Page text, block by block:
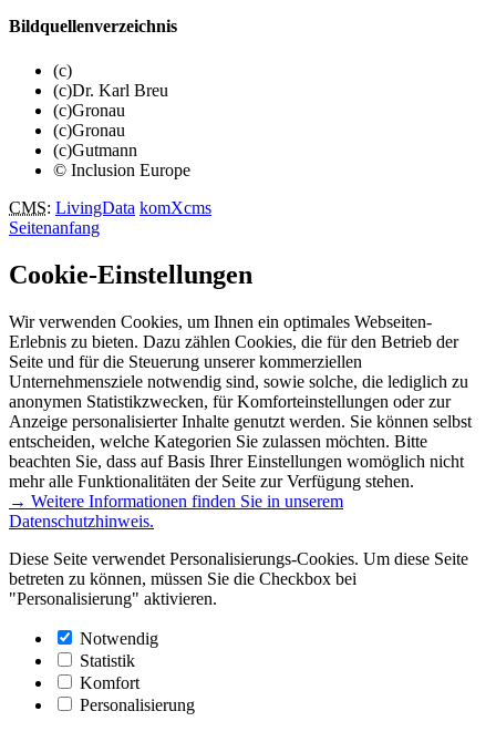
Bildquellenverzeichnis
(c)
(c)Dr. Karl Breu
(c)Gronau
(c)Gronau
(c)Gutmann
© Inclusion Europe
CMS: LivingData komXcms
Seitenanfang
Cookie-Einstellungen
Wir verwenden Cookies, um Ihnen ein optimales Webseiten-
Erlebnis zu bieten. Dazu zählen Cookies, die für den Betrieb der
Seite und für die Steuerung unserer kommerziellen
Unternehmensziele notwendig sind, sowie solche, die lediglich zu
anonymen Statistikzwecken, für Komforteinstellungen oder zur
Anzeige personalisierter Inhalte genutzt werden. Sie können selbst
entscheiden, welche Kategorien Sie zulassen möchten. Bitte
beachten Sie, dass auf Basis Ihrer Einstellungen womöglich nicht
mehr alle Funktionalitäten der Seite zur Verfügung stehen.
→ Weitere Informationen finden Sie in unserem
Datenschutzhinweis.
Diese Seite verwendet Personalisierungs-Cookies. Um diese Seite
betreten zu können, müssen Sie die Checkbox bei
"Personalisierung" aktivieren.
Notwendig
Statistik
Komfort
Personalisierung